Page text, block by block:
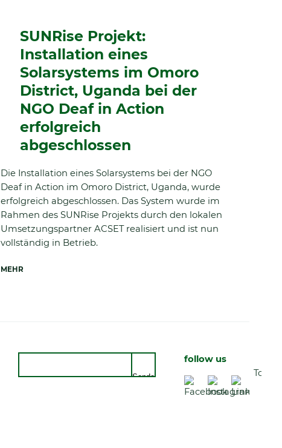
SUNRise Projekt:
Installation eines
Solarsystems im Omoro
District, Uganda bei der
NGO Deaf in Action
erfolgreich
abgeschlossen
Die Installation eines Solarsystems bei der NGO
Deaf in Action im Omoro District, Uganda, wurde
erfolgreich abgeschlossen. Das System wurde im
Rahmen des SUNRise Projekts durch den lokalen
Umsetzungspartner ACSET realisiert und ist nun
vollständig in Betrieb.
MEHR
Senden
follow us
Top